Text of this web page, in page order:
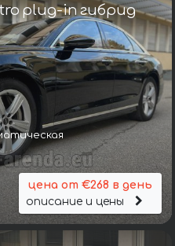
plug-in гибрид
цена от €268 в день
описание и цены